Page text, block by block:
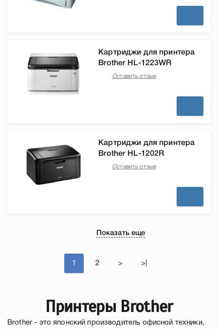
Картриджи для принтера
Brother HL-1223WR
Оставить отзыв
Картриджи для принтера
Brother HL-1202R
Оставить отзыв
Показать еще
1 2 > >|
Принтеры Brother
Brother - это японский производитель офисной техники,